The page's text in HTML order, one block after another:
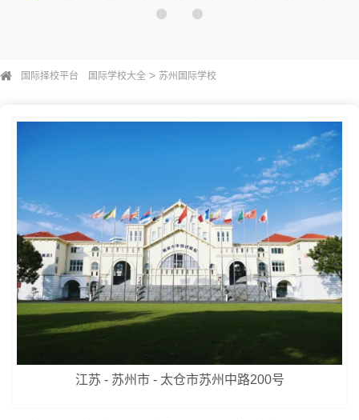
国际择校平台 国际学校大全 > 苏州国际学校
江苏 - 苏州市 - 太仓市苏州中路200号